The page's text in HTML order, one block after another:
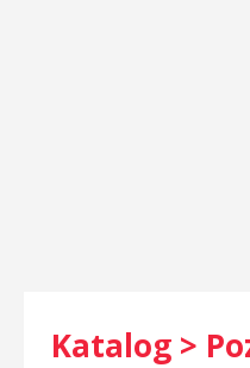
Katalog >